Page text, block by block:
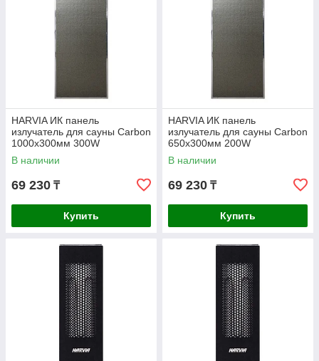
HARVIA ИК панель
излучатель для сауны Carbon
1000х300мм 300W
В наличии
69 230 ₸
Купить
HARVIA ИК панель
излучатель для сауны Carbon
650х300мм 200W
В наличии
69 230 ₸
Купить